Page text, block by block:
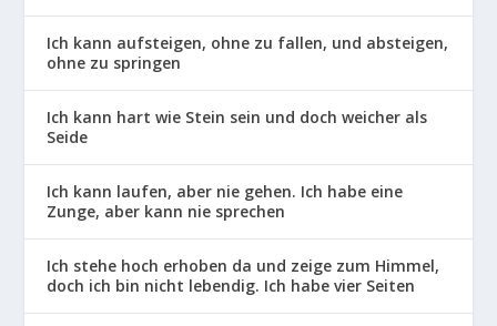
Ich kann aufsteigen, ohne zu fallen, und absteigen,
ohne zu springen
Ich kann hart wie Stein sein und doch weicher als
Seide
Ich kann laufen, aber nie gehen. Ich habe eine
Zunge, aber kann nie sprechen
Ich stehe hoch erhoben da und zeige zum Himmel,
doch ich bin nicht lebendig. Ich habe vier Seiten